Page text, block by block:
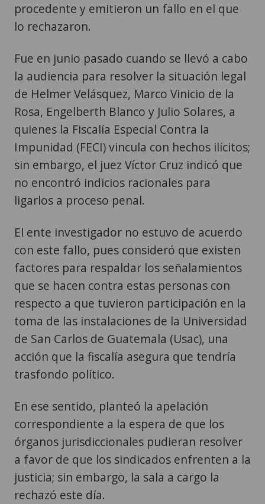
procedente y emitieron un fallo en el que
lo rechazaron.
Fue en junio pasado cuando se llevó a cabo
la audiencia para resolver la situación legal
de Helmer Velásquez, Marco Vinicio de la
Rosa, Engelberth Blanco y Julio Solares, a
quienes la Fiscalía Especial Contra la
Impunidad (FECI) vincula con hechos ilícitos;
sin embargo, el juez Víctor Cruz indicó que
no encontró indicios racionales para
ligarlos a proceso penal.
El ente investigador no estuvo de acuerdo
con este fallo, pues consideró que existen
factores para respaldar los señalamientos
que se hacen contra estas personas con
respecto a que tuvieron participación en la
toma de las instalaciones de la Universidad
de San Carlos de Guatemala (Usac), una
acción que la fiscalía asegura que tendría
trasfondo político.
En ese sentido, planteó la apelación
correspondiente a la espera de que los
órganos jurisdiccionales pudieran resolver
a favor de que los sindicados enfrenten a la
justicia; sin embargo, la sala a cargo la
rechazó este día.